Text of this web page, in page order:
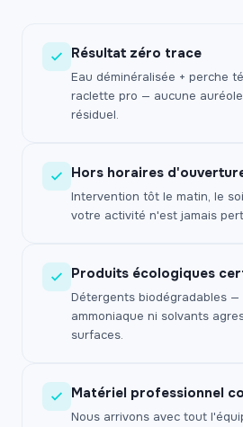
Résultat zéro trace
Eau déminéralisée + perche
raclette pro — aucune
résiduel.
Hors horaires
Intervention tôt le matin, le
votre activité n'est jamais
Produits écologiques
Détergents biodégradables
ammoniaque ni solvants
surfaces.
Matériel professionnel
Nous arrivons avec tout